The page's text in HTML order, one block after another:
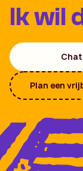
Ik wil
Plan een